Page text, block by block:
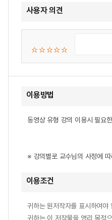
사용자 의견
이용방법
동영상 유형 강의 이용시 필요
※ 강의별로 교수님의 사정에
이용조건
귀하는 원저작자를 표시하여야
귀하는 이 저작물을 영리 목적